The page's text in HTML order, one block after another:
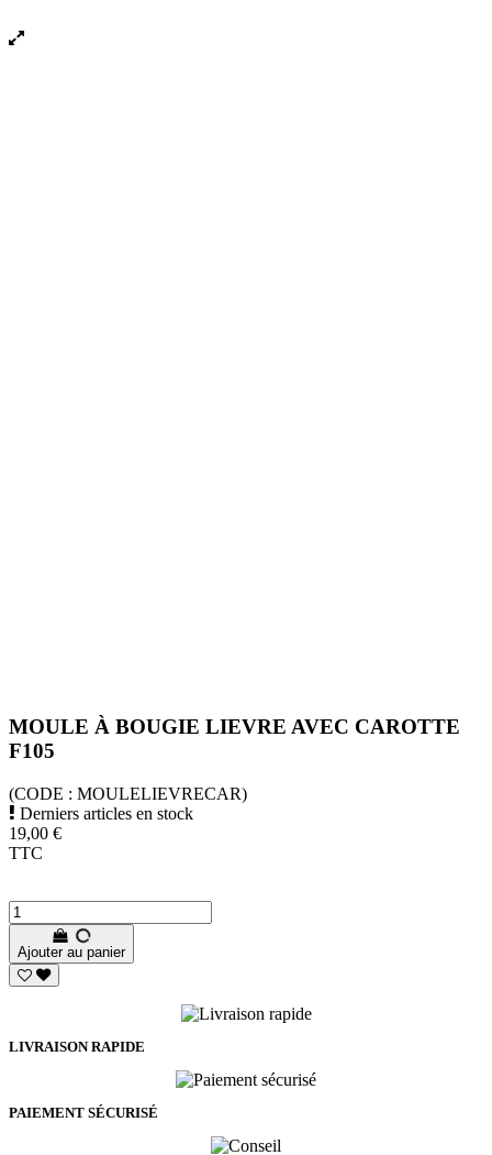
MOULE À BOUGIE LIEVRE AVEC CAROTTE
F105
(CODE : MOULELIEVRECAR)
Derniers articles en stock
19,00 €
TTC
Ajouter au panier
LIVRAISON RAPIDE
PAIEMENT SÉCURISÉ